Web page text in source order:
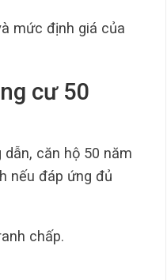
mức định giá của
cư 50
căn hộ 50 năm
nếu đáp ứng đủ
chấp.